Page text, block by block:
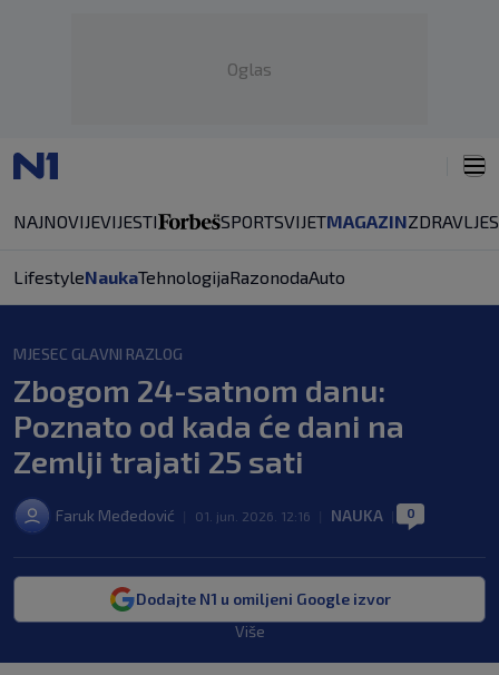
Oglas
NAJNOVIJEVIJESTI SPORTSVIJETMAGAZINZDRAVLJE
LifestyleNaukaTehnologijaRazonodaAuto
MJESEC GLAVNI RAZLOG
Zbogom 24-satnom danu:
Poznato od kada će dani na
Zemlji trajati 25 sati
Faruk Međedović 01. jun. 2026. 12:16 NAUKA 0
Dodajte N1 u omiljeni Google izvor
Više